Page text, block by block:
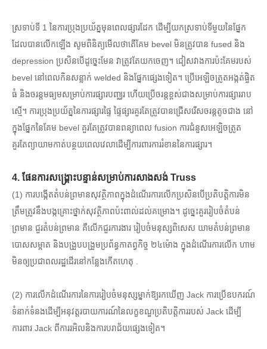
ស្រទាប់ទី 1 នៃការប្រុងប្រយ័ត្នមុនពេលផ្សារដែក ដើម្បីយកស្រទាប់ទីមួយនៃផ្នែក
ដែលបានលើកឡើង សូមពិនិត្យមើលថាតើគែម bevel មិនត្រូវបាន fused និង
depression ប្រសិនបើដូច្នេះមែន វាត្រូវតែយកចេញ។ ជៀសវាងការប៉ះគែមរបស់
bevel នៅពេលកិនសន្លាក់ welded និងផ្នែកផ្សេងទៀត។ ប្រើអេឡិចត្រូតអង្កត់ផ្ចិត
ធំ និងចរន្តមធ្យមសម្រាប់ការផ្សារបញ្ឈរ ហើយប្រើចរន្តខ្ពស់ជាងសម្រាប់ការផ្សាររាប
ស្មើ។ ការប្រុងប្រយ័ត្ននៃការផ្សារផ្ទៃ ផ្ទៃផ្សារគួរតែត្រូវបានជ្រើសរើសចរន្តតូចជាង នៅ
ក្នុងផ្នែកនៃគែម bevel គួរតែត្រូវបានពន្យាពេល fusion ការជំនួសអេឡិចត្រូត
គួរតែព្យាយាមកាត់បន្ថយពេលវេលាដើម្បីការពារការរំខាននៃការផ្សារ។
4. ផែនការសង្គ្រោះបន្ទាន់សម្រាប់ការសាងសង់ Truss
(1) ការ​បង្កើត​តំបន់​ព្រមាន​សុវត្ថិភាព​ក្នុង​ដំណើរការ​លើក​ប្រសិនបើ​ប្រតិបត្តិការ​មិន​
ត្រឹមត្រូវ​នឹង​បង្ក​គ្រោះថ្នាក់​សុវត្ថិភាព​ប៉ះពាល់​ដល់​គម្រោង។ ដូច្នេះគួររៀបចំតំបន់
ព្រមាន ជួរតំបន់ព្រមាន គឺលើកជួរការងារ រៀបចំមនុស្សពិសេស យាមតំបន់ព្រមាន
បោសសម្អាត និងបង្រួបបង្រួមប្រព័ន្ធកាតព្វកិច្ច ២៤ម៉ោង ក្នុងដំណើរការលើក ហាម
មិនឲ្យប្រជាពលរដ្ឋដើរនៅកន្លែងកើតហេតុ .
(2) ការលើកដំណើរការនៃការរៀបចំមនុស្សម្នាក់ឱ្យរកឃើញ Jack ការប្រើឧបករណ៍
ទំនាក់ទំនងដើម្បីអនុវត្តរបាយការណ៍នៃលក្ខខណ្ឌប្រតិបត្តិការរបស់ Jack ដើម្បី
ការពារ Jack ពីការរអិលនិងការបរាជ័យផ្សេងទៀត។